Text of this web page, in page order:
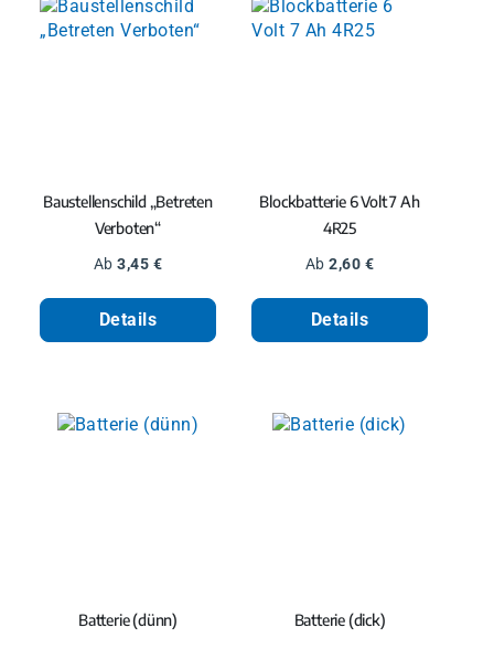
Baustellenschild „Betreten
Verboten“
Regulärer Preis:
Ab3,45 €
Details
Blockbatterie 6 Volt 7 Ah
4R25
Regulärer Preis:
Ab2,60 €
Details
Batterie (dünn) Batterie (dick)